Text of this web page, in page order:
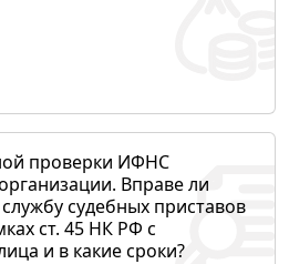
проверки ИФНС
Вправе ли
судебных приставов
ст. 45 НК РФ с
и в какие сроки?